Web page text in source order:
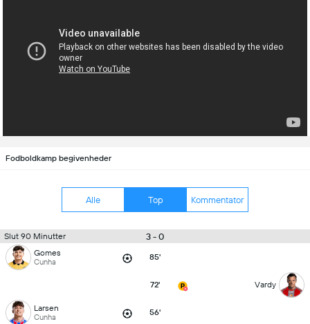
Fodboldkamp begivenheder
Alle Top Kommentator
Slut 90 Minutter 3 - 0
Gomes
Cunha 85'
72' Vardy
Larsen
Cunha 56'